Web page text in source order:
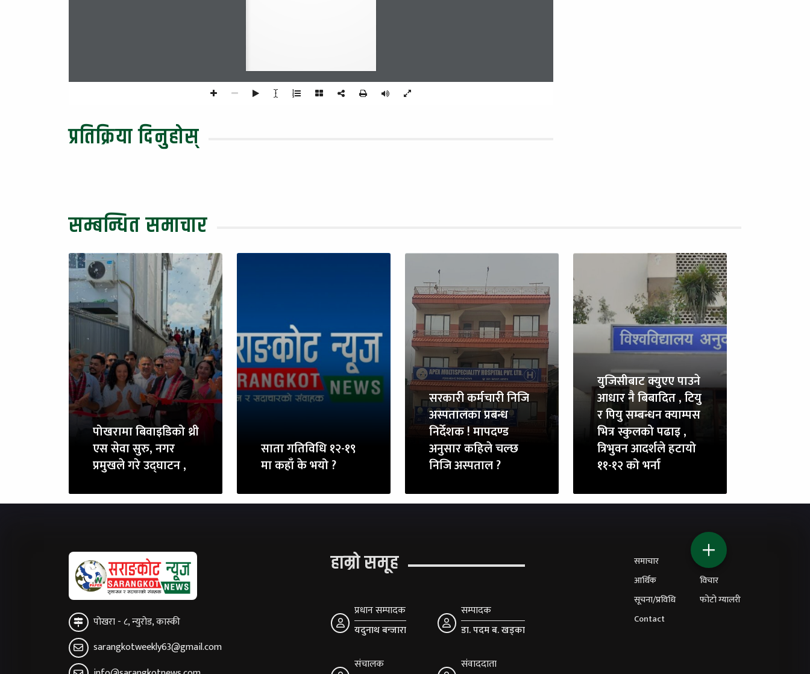
प्रतिक्रिया दिनुहोस्
सम्बन्धित समाचार
पोखरामा बिवाइडिको थ्री
एस सेवा सुरु, नगर
प्रमुखले गरे उद्घाटन ,
साता गतिविधि १२-१९
मा कहाँ के भयो ?
सरकारी कर्मचारी निजि
अस्पतालका प्रबन्ध
निर्देशक ! मापदण्ड
अनुसार कहिले चल्छ
निजि अस्पताल ?
युजिसीबाट क्युएए पाउने
आधार नै बिबादित , टियु
र पियु सम्बन्धन क्याम्पस
भित्र स्कुलको पढाइ ,
त्रिभुवन आदर्शले हटायो
११-१२ को भर्ना
पोखरा - ८, न्युरोड, कास्की
sarangkotweekly63@gmail.com
हाम्रो समूह
प्रधान सम्पादक
यदुनाथ बन्जारा
सम्पादक
डा. पदम ब. खड्का
संचालक संवाददाता
समाचार
शिक्षा
आर्थिक
विचार
सूचना/प्रविधि
फोटो ग्यालरी
Contact